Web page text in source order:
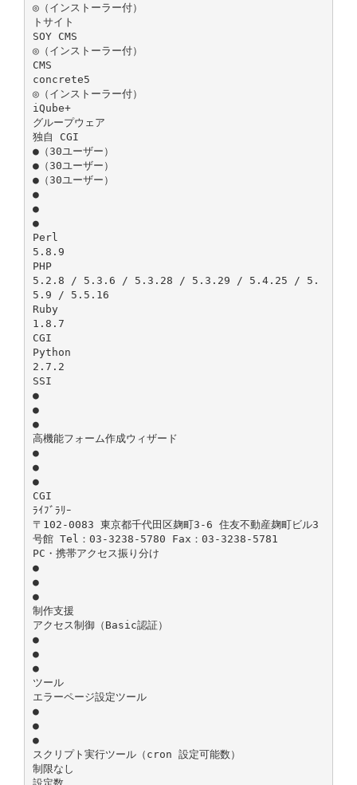
◎（インストーラー付）
トサイト
SOY CMS
◎（インストーラー付）
CMS
concrete5
◎（インストーラー付）
iQube+
グループウェア
独自 CGI
●（30ユーザー）
●（30ユーザー）
●（30ユーザー）
●
●
●
Perl
5.8.9
PHP
5.2.8 / 5.3.6 / 5.3.28 / 5.3.29 / 5.4.25 / 5.
5.9 / 5.5.16
Ruby
1.8.7
CGI
Python
2.7.2
SSI
●
●
●
高機能フォーム作成ウィザード
●
●
●
CGI
ﾗｲﾌﾞﾗﾘｰ
〒102-0083 東京都千代田区麹町3-6 住友不動産麹町ビル3
号館 Tel：03-3238-5780 Fax：03-3238-5781
PC・携帯アクセス振り分け
●
●
●
制作支援
アクセス制御（Basic認証）
●
●
●
ツール
エラーページ設定ツール
●
●
●
スクリプト実行ツール（cron 設定可能数）
制限なし
設定数